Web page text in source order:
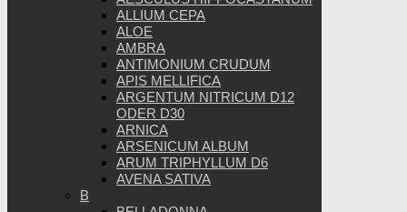
ALLIUM CEPA
ALOE
AMBRA
ANTIMONIUM CRUDUM
APIS MELLIFICA
ARGENTUM NITRICUM D12
ODER D30
ARNICA
ARSENICUM ALBUM
ARUM TRIPHYLLUM D6
AVENA SATIVA
B